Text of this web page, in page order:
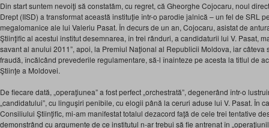
Din start suntem nevoiţi să constatăm, cu regret, că Gheorghe Cojocaru, noul
Drept (IISD) a transformat această instituţie într-o parodie jalnică – un fel de SRL
megalomanice ale lui Valeriu Pasat. În decurs de un an, Cojocaru, asistat de
Ştiinţific al acestui institut desemnarea, în trei rânduri, a candidaturii lui V. Pasat,
savant al anului 2011”, apoi, la Premiul Naţional al Republicii Moldova, iar câteva
fraudă, încălcând prevederile regulamentare, să-l înainteze pe acesta la titlul de
Ştiinţe a Moldovei.
De fiecare dată, „operaţiunea” a fost perfect „orchestrată”, degenerând într-o
„candidatului”, cu linguşiri penibile, cu elogii până la ceruri aduse lui V. Pasat. În
Consiliului Ştiinţific, mi-am manifestat totalul dezacord faţă de cele trei tentative
demonstrând cu argumente de ce institutul n-ar trebui să fie antrenat în